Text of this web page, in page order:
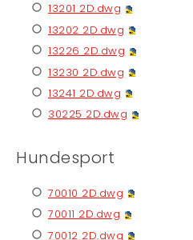
13201 2D.dwg
13202 2D.dwg
13226 2D.dwg
13230 2D.dwg
13241 2D.dwg
30225 2D.dwg
Hundesport
70010 2D.dwg
70011 2D.dwg
70012 2D.dwg